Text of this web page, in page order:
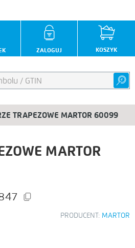
ZALOGUJ KOSZYK
TRAPEZOWE MARTOR 60099
MARTOR
PRODUCENT: MARTOR